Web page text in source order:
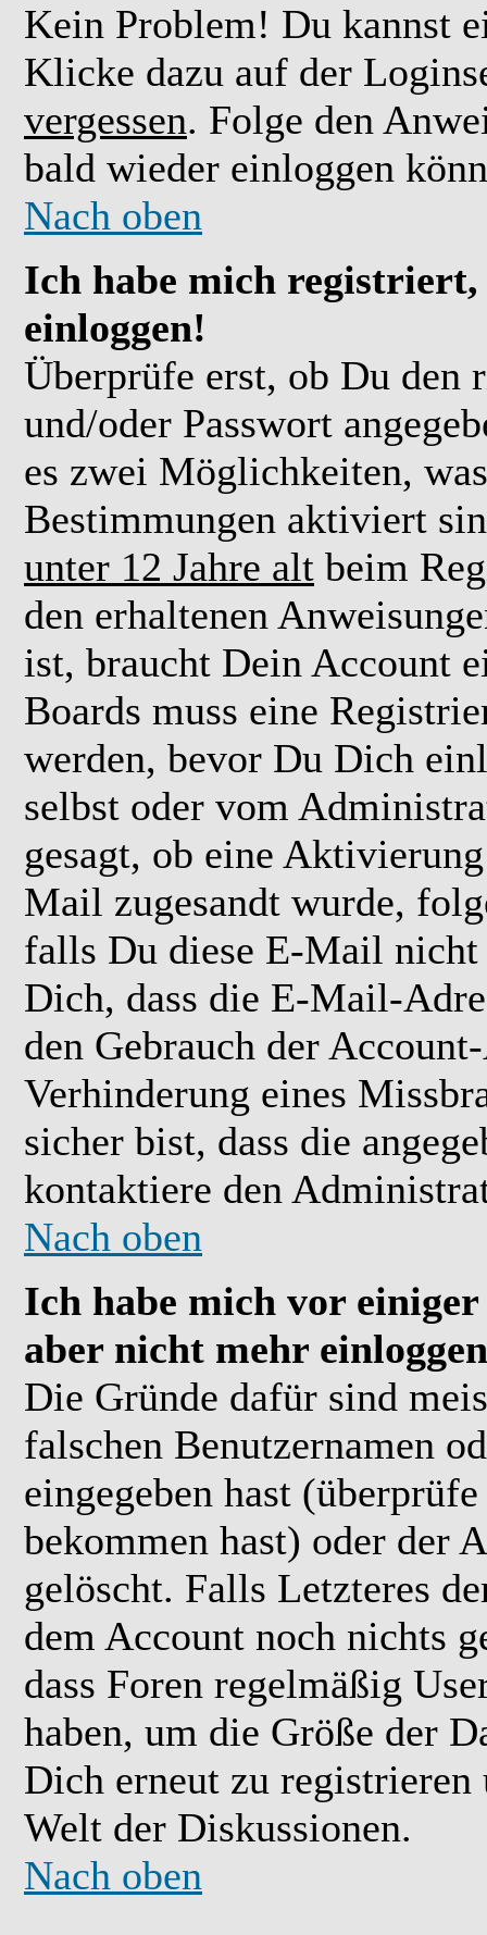
Kein Problem! Du kannst
Klicke dazu auf der
vergessen. Folge den
bald wieder einloggen
Nach oben
Ich habe mich
einloggen!
Überprüfe erst, ob Du den
und/oder Passwort
es zwei Möglichkeiten,
Bestimmungen aktiviert
unter 12 Jahre alt beim
den erhaltenen
ist, braucht Dein Account
Boards muss eine
werden, bevor Du Dich
selbst oder vom
gesagt, ob eine
Mail zugesandt wurde,
falls Du diese E-Mail nicht
Dich, dass die E-Mail-
den Gebrauch der
Verhinderung eines
sicher bist, dass die
kontaktiere den
Nach oben
Ich habe mich vor
aber nicht mehr
Die Gründe dafür sind
falschen Benutzernamen
eingegeben hast
bekommen hast) oder der
gelöscht. Falls Letzteres
dem Account noch nichts
dass Foren regelmäßig
haben, um die Größe der
Dich erneut zu
Welt der Diskussionen.
Nach oben